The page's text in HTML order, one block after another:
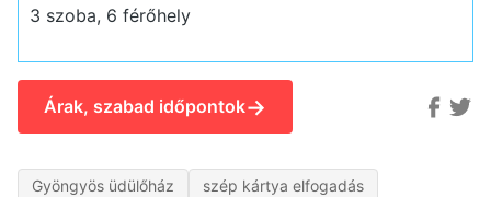
3 szoba, 6 férőhely
Árak, szabad időpontok→
Gyöngyös üdülőház szép kártya elfogadás